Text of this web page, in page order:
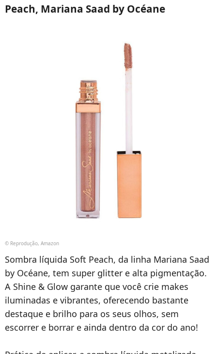
Peach, Mariana Saad by Océane
© Reprodução, Amazon
Sombra líquida Soft Peach, da linha Mariana Saad
by Océane, tem super glitter e alta pigmentação.
A Shine & Glow garante que você crie makes
iluminadas e vibrantes, oferecendo bastante
destaque e brilho para os seus olhos, sem
escorrer e borrar e ainda dentro da cor do ano!